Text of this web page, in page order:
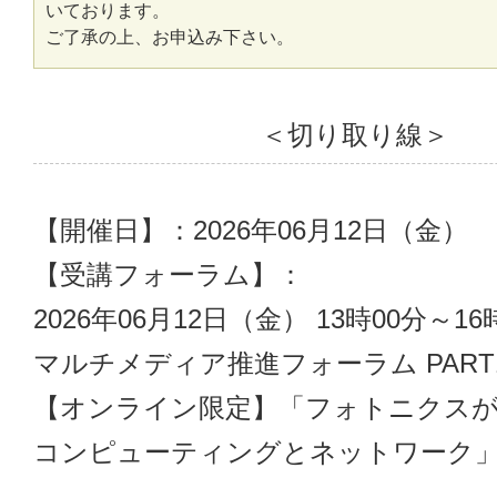
いております。
ご了承の上、お申込み下さい。
＜切り取り線＞
【開催日】：2026年06月12日（金）
【受講フォーラム】：
2026年06月12日（金） 13時00分～16
マルチメディア推進フォーラム
【オンライン限定】「フォトニクス
コンピューティングとネットワーク